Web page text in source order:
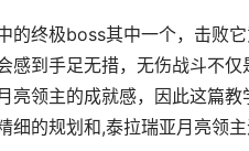
的终极boss其中一个，击败
到手足无措，无伤战斗不
领主的成就感，因此这篇
细的规划和,泰拉瑞亚月亮领